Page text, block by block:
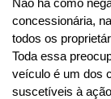
Não há como
concessionária,
todos os
Toda essa
veículo é um dos
suscetíveis à